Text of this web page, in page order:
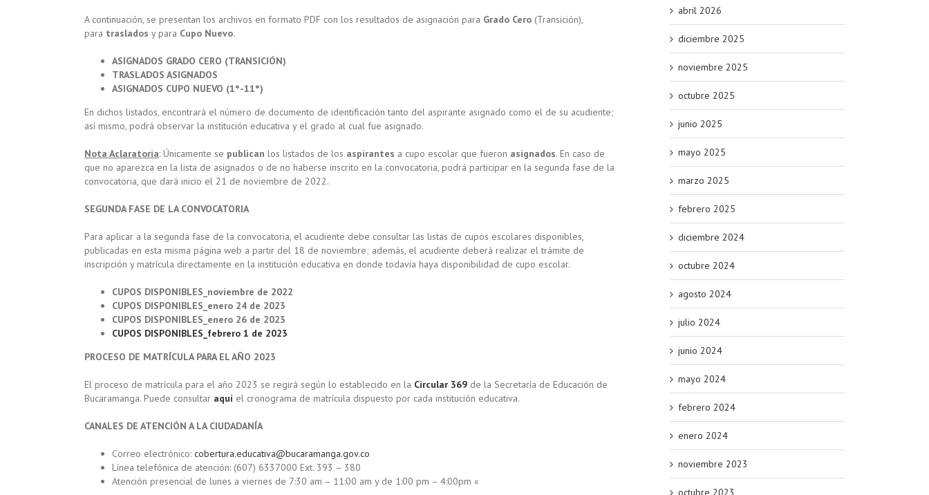
A continuación, se presentan los archivos en formato PDF con los resultados de asignación para Grado Cero (Transición),
para traslados y para Cupo Nuevo.
ASIGNADOS GRADO CERO (TRANSICIÓN)
TRASLADOS ASIGNADOS
ASIGNADOS CUPO NUEVO (1°-11°)
En dichos listados, encontrará el número de documento de identificación tanto del aspirante asignado como el de su acudiente;
así mismo, podrá observar la institución educativa y el grado al cual fue asignado.
Nota Aclaratoria: Únicamente se publican los listados de los aspirantes a cupo escolar que fueron asignados. En caso de
que no aparezca en la lista de asignados o de no haberse inscrito en la convocatoria, podrá participar en la segunda fase de la
convocatoria, que dará inicio el 21 de noviembre de 2022.
SEGUNDA FASE DE LA CONVOCATORIA
Para aplicar a la segunda fase de la convocatoria, el acudiente debe consultar las listas de cupos escolares disponibles,
publicadas en esta misma página web a partir del 18 de noviembre; además, el acudiente deberá realizar el trámite de
inscripción y matrícula directamente en la institución educativa en donde todavía haya disponibilidad de cupo escolar.
CUPOS DISPONIBLES_noviembre de 2022
CUPOS DISPONIBLES_enero 24 de 2023
CUPOS DISPONIBLES_enero 26 de 2023
CUPOS DISPONIBLES_febrero 1 de 2023
PROCESO DE MATRÍCULA PARA EL AÑO 2023
El proceso de matrícula para el año 2023 se regirá según lo establecido en la Circular 369 de la Secretaría de Educación de
Bucaramanga. Puede consultar aquí el cronograma de matrícula dispuesto por cada institución educativa.
CANALES DE ATENCIÓN A LA CIUDADANÍA
Correo electrónico: cobertura.educativa@bucaramanga.gov.co
Línea telefónica de atención: (607) 6337000 Ext. 393 – 380
Atención presencial de lunes a viernes de 7:30 am – 11:00 am y de 1:00 pm – 4:00pm «
abril 2026
diciembre 2025
noviembre 2025
octubre 2025
junio 2025
mayo 2025
marzo 2025
febrero 2025
diciembre 2024
octubre 2024
agosto 2024
julio 2024
junio 2024
mayo 2024
febrero 2024
enero 2024
noviembre 2023
octubre 2023